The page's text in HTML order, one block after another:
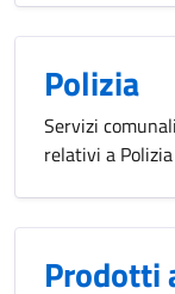
Polizia
Servizi
relativi a Polizia
Prodotti